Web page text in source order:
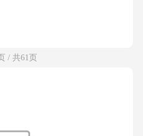
/ 共61页